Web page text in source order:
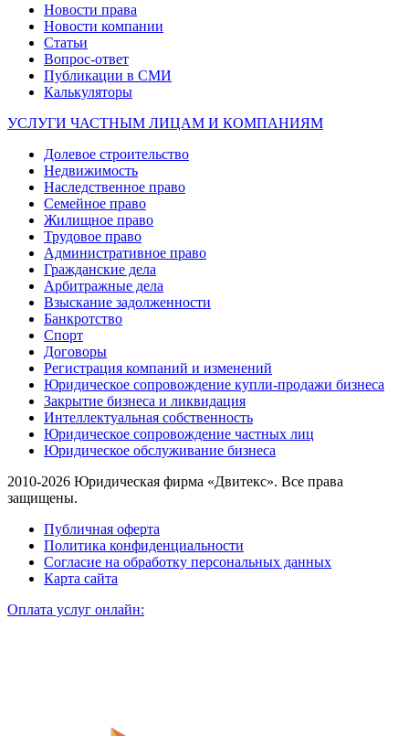
Новости права
Новости компании
Статьи
Вопрос-ответ
Публикации в СМИ
Калькуляторы
УСЛУГИ ЧАСТНЫМ ЛИЦАМ И КОМПАНИЯМ
Долевое строительство
Недвижимость
Наследственное право
Семейное право
Жилищное право
Трудовое право
Административное право
Гражданские дела
Арбитражные дела
Взыскание задолженности
Банкротство
Спорт
Договоры
Регистрация компаний и изменений
Юридическое сопровождение купли-продажи бизнеса
Закрытие бизнеса и ликвидация
Интеллектуальная собственность
Юридическое сопровождение частных лиц
Юридическое обслуживание бизнеса
2010-2026 Юридическая фирма «Двитекс». Все права
защищены.
Публичная оферта
Политика конфиденциальности
Согласие на обработку персональных данных
Карта сайта
Оплата услуг онлайн: